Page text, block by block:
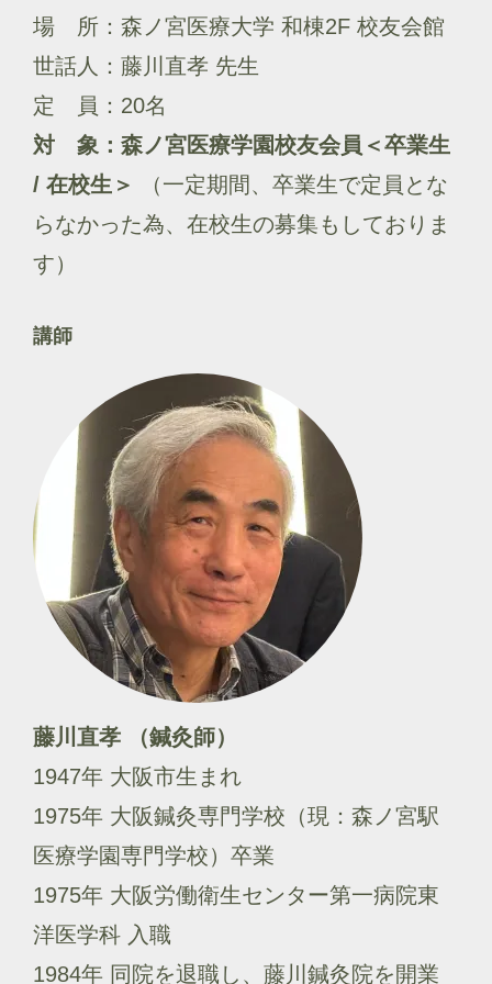
場 所：森ノ宮医療大学 和棟2F 校友会館
世話人：藤川直孝 先生
定 員：20名
対 象：森ノ宮医療学園校友会員＜卒業生
/ 在校生＞
（一定期間、卒業生で定員とな
らなかった為、在校生の募集もしておりま
す）
講師
藤川直孝 （鍼灸師）
1947年 大阪市生まれ
1975年 大阪鍼灸専門学校（現：森ノ宮駅
医療学園専門学校）卒業
1975年 大阪労働衛生センター第一病院東
洋医学科 入職
1984年 同院を退職し、藤川鍼灸院を開業